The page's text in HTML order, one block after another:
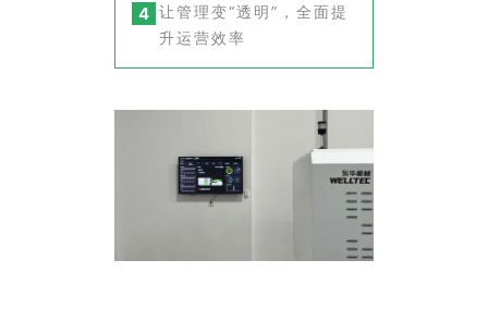
4 让管理变“透明”，全面提
升运营效率